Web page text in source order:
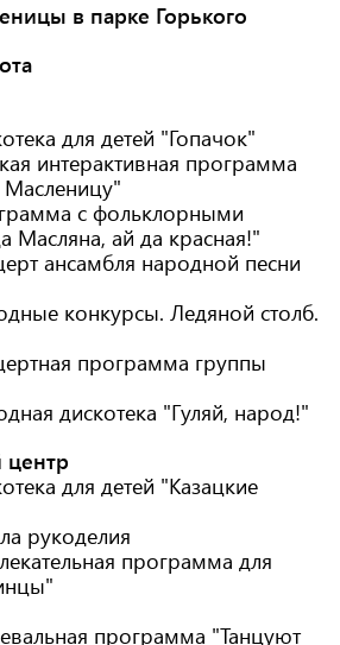
в парке Горького
для детей "Гопачок"
интерактивная программа
с фольклорными
Масляна, ай да красная!"
ансамбля народной песни
конкурсы. Ледяной столб.
программа группы
дискотека "Гуляй, народ!"
центр
для детей "Казацкие
рукоделия
программа для
программа "Танцуют